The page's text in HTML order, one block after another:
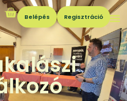
Belépés Regisztráció